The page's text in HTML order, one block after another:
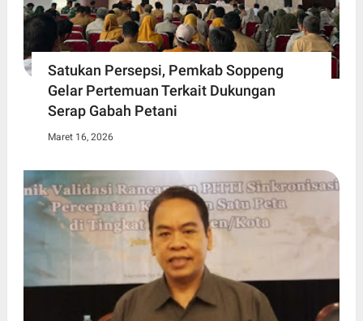
Satukan Persepsi, Pemkab Soppeng
Gelar Pertemuan Terkait Dukungan
Serap Gabah Petani
Maret 16, 2026